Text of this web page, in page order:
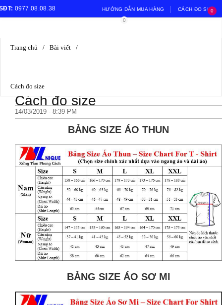
0977.08.08.38 HƯỚNG DẪN MUA HÀNG CÁCH ĐO SIZE
0
0
Trang chủ / Bài viết /
Cách đo size
Cách đo size
14/03/2019 - 8:39 PM
BẢNG SIZE ÁO THUN
BẢNG SIZE ÁO SƠ MI